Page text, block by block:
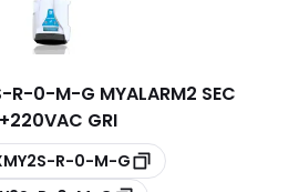
R-0-M-G MYALARM2 SEC
GRI
R-0-M-G